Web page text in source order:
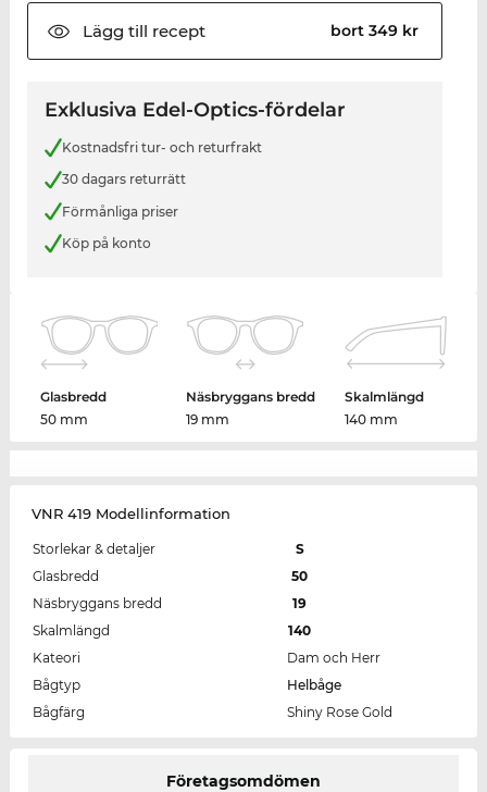
Lägg till recept bort 349 kr
Exklusiva Edel-Optics-fördelar
Kostnadsfri tur- och returfrakt
30 dagars returrätt
Förmånliga priser
Köp på konto
Glasbredd
50 mm
Näsbryggans bredd
19 mm
Skalmlängd
140 mm
VNR 419 Modellinformation
Storlekar & detaljer
S
Glasbredd
50
Näsbryggans bredd
19
Skalmlängd
140
Kateori
Dam och Herr
Bågtyp
Helbåge
Bågfärg
Shiny Rose Gold
Företagsomdömen